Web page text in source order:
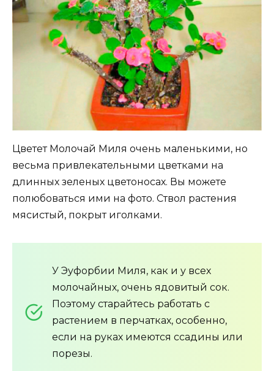
Цветет Молочай Миля очень маленькими, но
весьма привлекательными цветками на
длинных зеленых цветоносах. Вы можете
полюбоваться ими на фото. Ствол растения
мясистый, покрыт иголками.
У Эуфорбии Миля, как и у всех
молочайных, очень ядовитый сок.
Поэтому старайтесь работать с
растением в перчатках, особенно,
если на руках имеются ссадины или
порезы.